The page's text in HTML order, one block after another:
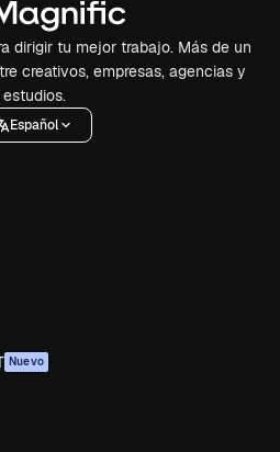
dirigir tu mejor trabajo. Más de un
creativos, empresas, agencias y
estudios.
Español
Nuevo